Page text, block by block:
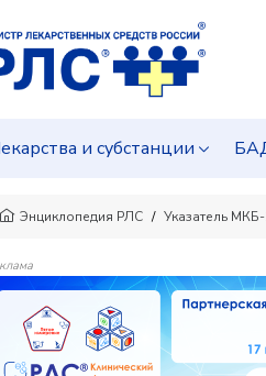
и субстанции
Энциклопедия РЛС Указатель